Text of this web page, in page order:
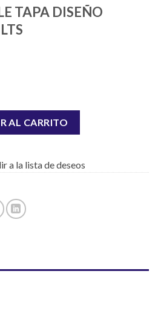
TAPA DISEÑO
MARMOL DE 15 LTS cantidad
AL CARRITO
a la lista de deseos